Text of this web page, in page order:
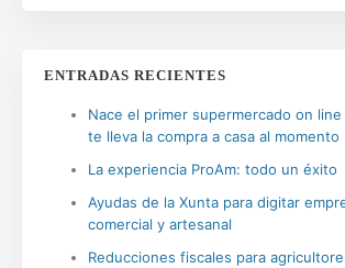
ENTRADAS RECIENTES
Nace el primer supermercado on
te lleva la compra a casa al momento
La experiencia ProAm: todo un éxito
Ayudas de la Xunta para digitar
comercial y artesanal
Reducciones fiscales para